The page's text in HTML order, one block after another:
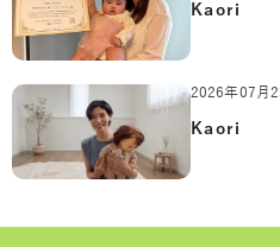
Kaori
2026年07月
Kaori